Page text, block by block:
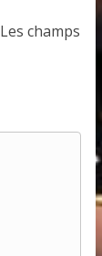
Les champs